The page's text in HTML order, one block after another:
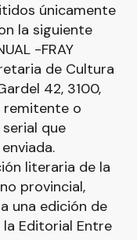
únicamente
la siguiente
-FRAY
de Cultura
42, 3100,
remitente o
que
literaria de la
provincial,
una edición de
Editorial Entre